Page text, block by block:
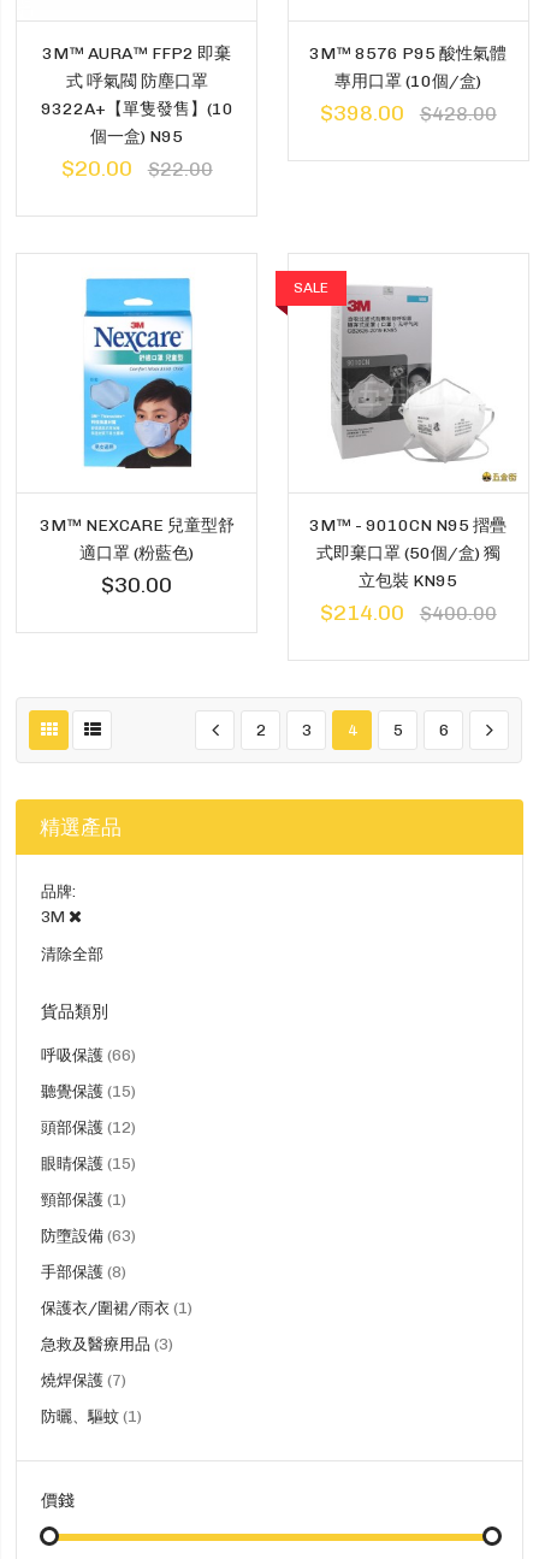
3M™ AURA™ FFP2 即棄
式 呼氣閥 防塵口罩
9322A+【單隻發售】(10
個一盒) N95
$20.00 $22.00
3M™ 8576 P95 酸性氣體
專用口罩 (10個/盒)
$398.00 $428.00
3M™ NEXCARE 兒童型舒
適口罩 (粉藍色)
$30.00
SALE
3M™ - 9010CN N95 摺疊
式即棄口罩 (50個/盒) 獨
立包裝 KN95
$214.00 $400.00
2 3 4 5 6
精選產品
品牌
3M
清除全部
貨品類別
呼吸保護 66貨
聽覺保護 15貨
頭部保護 12貨
眼睛保護 15貨
頸部保護 1貨
防墮設備 63貨
手部保護 8貨
保護衣/圍裙/雨衣 1貨
急救及醫療用品 3貨
燒焊保護 7貨
防曬、驅蚊 1貨
價錢